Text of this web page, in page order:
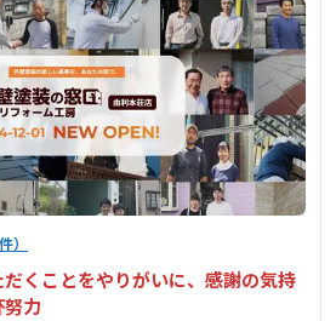
）
くことをやりがいに、感謝の気持
力